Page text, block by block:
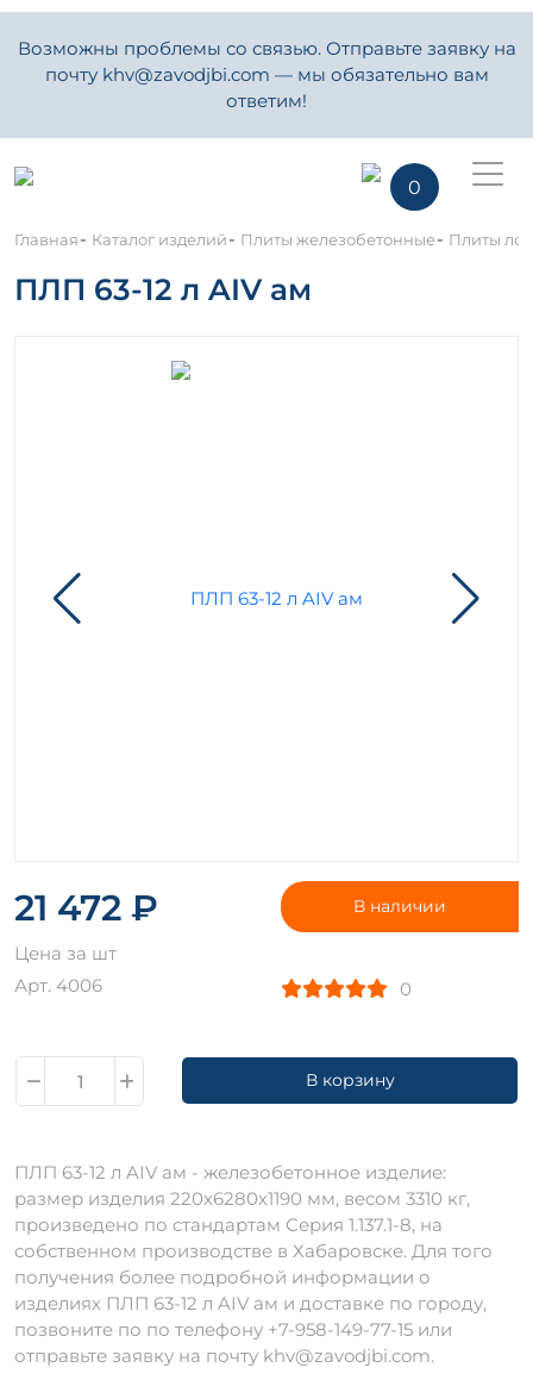
Возможны проблемы со связью. Отправьте заявку на
почту khv@zavodjbi.com — мы обязательно вам
ответим!
0
Главная- Каталог изделий- Плиты железобетонные- Плиты
ПЛП 63-12 л AIV ам
21 472 ₽
Цена за шт
Арт. 4006
В наличии
0
В корзину
ПЛП 63-12 л AIV ам - железобетонное изделие:
размер изделия 220х6280х1190 мм, весом 3310 кг,
произведено по стандартам Серия 1.137.1-8, на
собственном производстве в Хабаровске. Для того
получения более подробной информации о
изделиях ПЛП 63-12 л AIV ам и доставке по городу,
позвоните по по телефону +7-958-149-77-15 или
отправьте заявку на почту khv@zavodjbi.com.